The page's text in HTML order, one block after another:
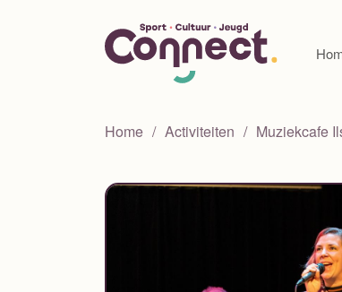
Home Activiteiten Muziekcafe